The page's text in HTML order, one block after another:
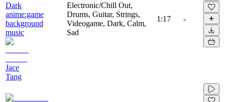
Dark
anime:game
background
music
Jace
Tang
Electronic/Chill Out,
Drums, Guitar, Strings,
Videogame, Dark, Calm,
Sad
1:17 -